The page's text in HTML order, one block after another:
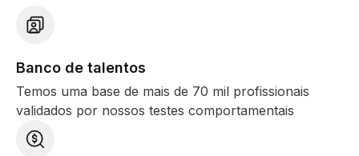
Banco de talentos
Temos uma base de mais de 70 mil profissionais
validados por nossos testes comportamentais